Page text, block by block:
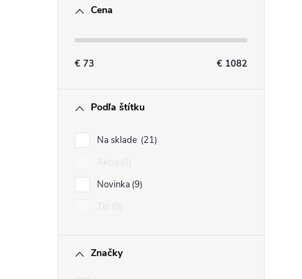
Cena
€ 73 € 1082
Podľa štítku
Na sklade 21
Novinka 9
Značky